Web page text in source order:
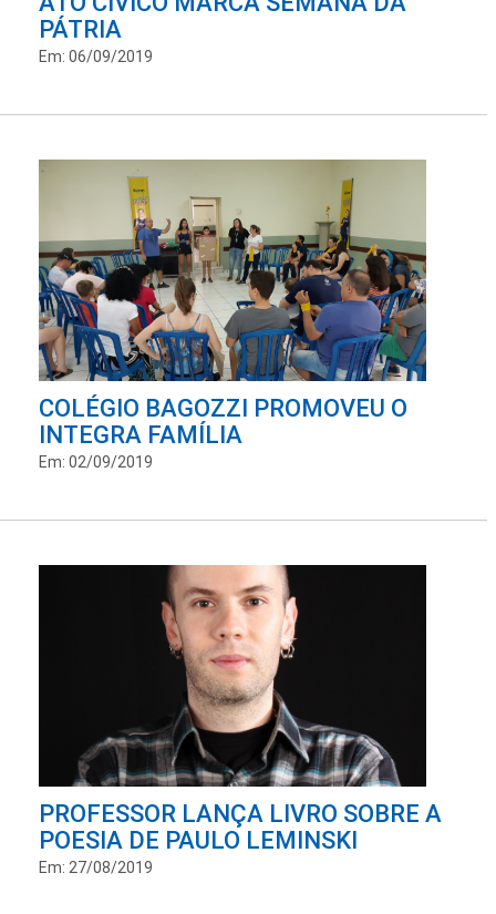
PÁTRIA
Em: 06/09/2019
COLÉGIO BAGOZZI PROMOVEU O
INTEGRA FAMÍLIA
Em: 02/09/2019
PROFESSOR LANÇA LIVRO SOBRE A
POESIA DE PAULO LEMINSKI
Em: 27/08/2019